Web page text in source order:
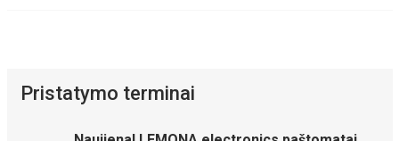
Pristatymo terminai